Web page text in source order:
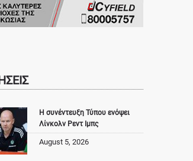
Η συνέντευξη Τύπου ενόψει
Λίνκολν Ρεντ Ιμπς
August 5, 2026